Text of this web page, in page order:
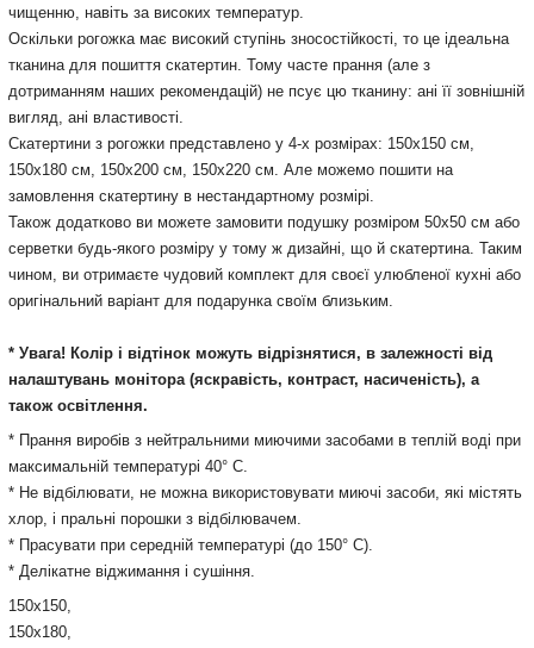
чищенню, навіть за високих температур.
Оскільки рогожка має високий ступінь зносостійкості, то це ідеальна
тканина для пошиття скатертин. Тому часте прання (але з
дотриманням наших рекомендацій) не псує цю тканину: ані її зовнішній
вигляд, ані властивості.
Скатертини з рогожки представлено у 4-х розмірах: 150х150 см,
150х180 см, 150х200 см, 150х220 см. Але можемо пошити на
замовлення скатертину в нестандартному розмірі.
Також додатково ви можете замовити подушку розміром 50x50 см або
серветки будь-якого розміру у тому ж дизайні, що й скатертина. Таким
чином, ви отримаєте чудовий комплект для своєї улюбленої кухні або
оригінальний варіант для подарунка своїм близьким.
* Увага! Колір і відтінок можуть відрізнятися, в залежності від
налаштувань монітора (яскравість, контраст, насиченість), а
також освітлення.
* Прання виробів з нейтральними миючими засобами в теплій воді при
максимальній температурі 40° С.
* Не відбілювати, не можна використовувати миючі засоби, які містять
хлор, і пральні порошки з відбілювачем.
* Прасувати при середній температурі (до 150° С).
* Делікатне віджимання і сушіння.
150х150,
150х180,